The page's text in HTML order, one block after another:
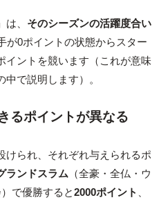
、 そのシーズンの活躍度合い
が0ポイントの状態からスター
イントを競います（これが意味
で説明します）。
るポイントが異なる
けられ、それぞれ与えられるポ
ランドスラム （全豪・全仏・ウ
で優勝すると2000ポイント